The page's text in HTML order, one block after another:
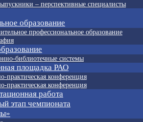
– перспективные специалисты
образование
профессиональное образование
библиотечные системы
площадка РАО
практическая конференция
практическая конференция
работа
этап чемпионата